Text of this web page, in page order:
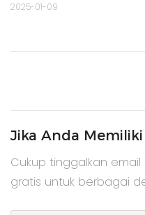
2025-01-09
Jika Anda
Cukup tinggalkan
gratis untuk berbagai